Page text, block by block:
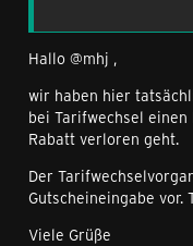
Hallo @mhj ,
wir haben hier
bei Tarifwechsel einen
Rabatt verloren geht.
Der
Gutscheineingabe vor.
Viele Grüße